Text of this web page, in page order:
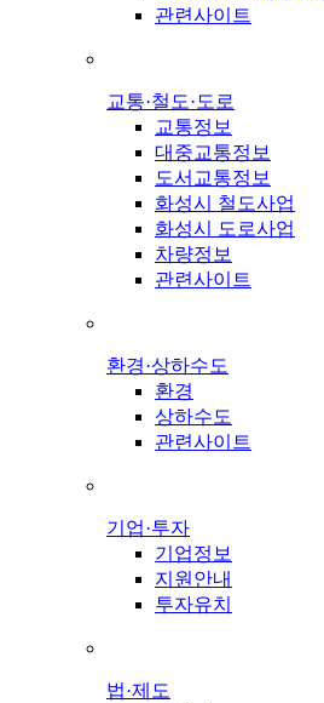
관련사이트
교통·철도·도로
교통정보
대중교통정보
도서교통정보
화성시 철도사업
화성시 도로사업
차량정보
관련사이트
환경·상하수도
환경
상하수도
관련사이트
기업·투자
기업정보
지원안내
투자유치
법·제도